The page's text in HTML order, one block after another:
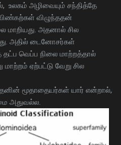
அழிவையும் சந்தித்தே
விழுந்ததன்
மாறியது. அதனால் சில
அதில் டைனோசர்கள்
வெப்ப நிலை மாற்றத்தால்
மாற்றம் ஏற்பட்டு வேறு சில
யார் என்றால்,
அதுவல்ல.